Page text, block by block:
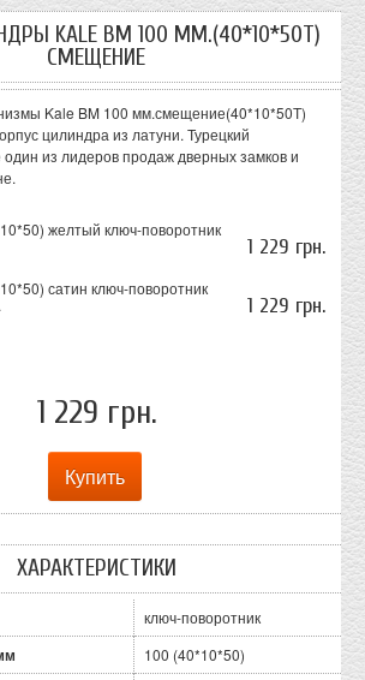
KALE BM 100 ММ.(40*10*50Т)
СМЕЩЕНИЕ
Kale BM 100 мм.смещение(40*10*50Т)
цилиндра из латуни. Турецкий
из лидеров продаж дверных замков и
желтый ключ-поворотник
1 229 грн.
сатин ключ-поворотник
1 229 грн.
1 229 грн.
ХАРАКТЕРИСТИКИ
ключ-поворотник
100 (40*10*50)